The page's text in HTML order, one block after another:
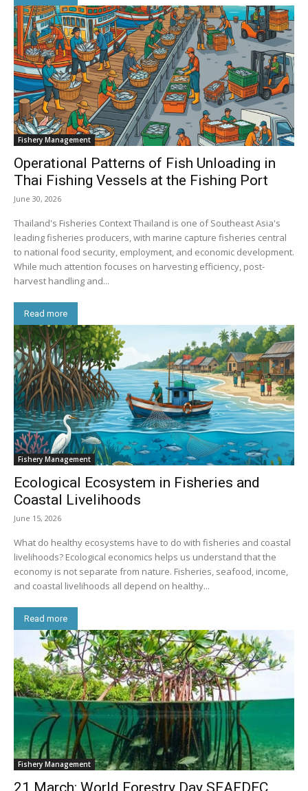
Fishery Management
Operational Patterns of Fish Unloading in
Thai Fishing Vessels at the Fishing Port
June 30, 2026
Thailand's Fisheries Context Thailand is one of Southeast Asia's
leading fisheries producers, with marine capture fisheries central
to national food security, employment, and economic development.
While much attention focuses on harvesting efficiency, post-
harvest handling and...
Read more
Fishery Management
Ecological Ecosystem in Fisheries and
Coastal Livelihoods
June 15, 2026
What do healthy ecosystems have to do with fisheries and coastal
livelihoods? Ecological economics helps us understand that the
economy is not separate from nature. Fisheries, seafood, income,
and coastal livelihoods all depend on healthy...
Read more
Fishery Management
21 March: World Forestry Day SEAFDEC